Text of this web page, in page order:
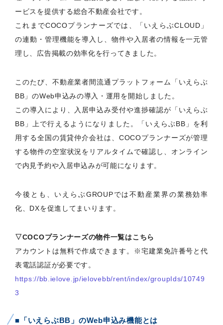
ービスを提供する総合不動産会社です。
これまでCOCOプランナーズでは、「いえらぶCLOUD」
の連動・管理機能を導入し、物件や入居者の情報を一元管
理し、広告掲載の効率化を行ってきました。
このたび、不動産業者間流通プラットフォーム「いえらぶ
BB」のWeb申込みの導入・運用を開始しました。
この導入により、入居申込み受付や進捗確認が「いえらぶ
BB」上で行えるようになりました。「いえらぶBB」を利
用する全国の賃貸仲介会社は、COCOプランナーズが管理
する物件の空室状況をリアルタイムで確認し、オンライン
で内見予約や入居申込みが可能になります。
今後とも、いえらぶGROUPでは不動産業界の業務効率
化、DXを促進してまいります。
▽COCOプランナーズの物件一覧はこちら
アカウントは無料で作成できます。※宅建業免許番号と代
表電話認証が必要です。
https://bb.ielove.jp/ielovebb/rent/index/groupIds/10749
3
■「いえらぶBB」のWeb申込み機能とは